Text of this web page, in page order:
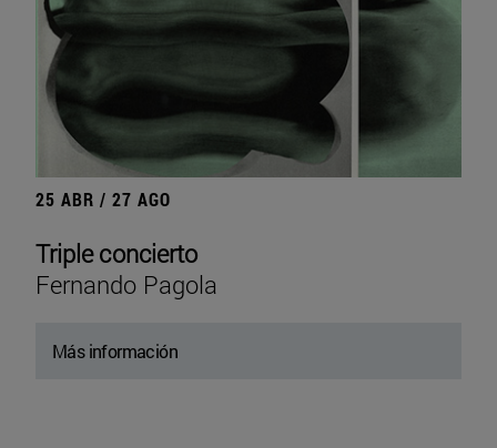
25 ABR / 27 AGO
Triple concierto
Fernando Pagola
Más información